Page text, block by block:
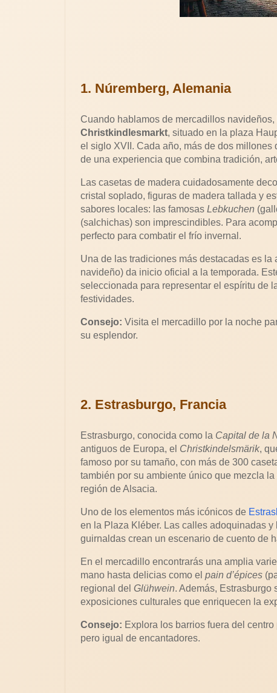
1. Núremberg, Alemania
Cuando hablamos de mercadillos
Christkindlesmarkt, situado en la plaza
el siglo XVII. Cada año, más de dos
de una experiencia que combina tradición,
Las casetas de madera cuidadosamente
cristal soplado, figuras de madera tallada y
sabores locales: las famosas Lebkuchen
(salchichas) son imprescindibles. Para
perfecto para combatir el frío invernal.
Una de las tradiciones más destacadas es
navideño) da inicio oficial a la temporada.
seleccionada para representar el espíritu de
festividades.
Consejo: Visita el mercadillo por la noche
su esplendor.
2. Estrasburgo, Francia
Estrasburgo, conocida como la Capital de la
antiguos de Europa, el Christkindelsmärik,
famoso por su tamaño, con más de 300
también por su ambiente único que mezcla
región de Alsacia.
Uno de los elementos más icónicos de
en la Plaza Kléber. Las calles adoquinadas
guirnaldas crean un escenario de cuento de
En el mercadillo encontrarás una amplia
mano hasta delicias como el pain d’épices
regional del Glühwein. Además, Estrasburgo
exposiciones culturales que enriquecen la
Consejo: Explora los barrios fuera del
pero igual de encantadores.